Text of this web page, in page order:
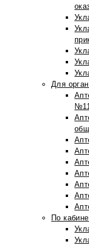
Для
По